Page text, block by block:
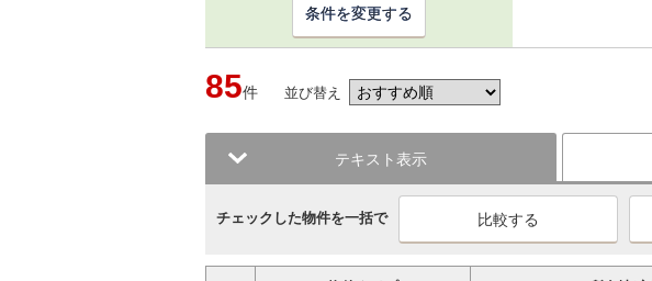
条件を変更する
85件 並び替え
テキスト表示
チェックした物件を一括で